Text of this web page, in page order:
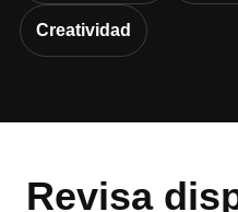
Creatividad
Revisa